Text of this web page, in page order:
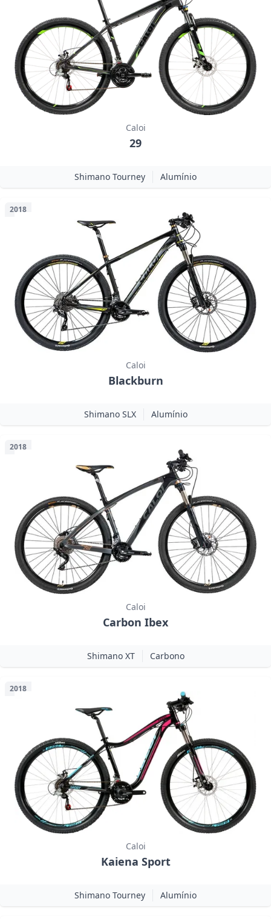
Caloi
29
Shimano Tourney Alumínio
2018
Caloi
Blackburn
Shimano SLX Alumínio
2018
Caloi
Carbon Ibex
Shimano XT Carbono
2018
Caloi
Kaiena Sport
Shimano Tourney Alumínio